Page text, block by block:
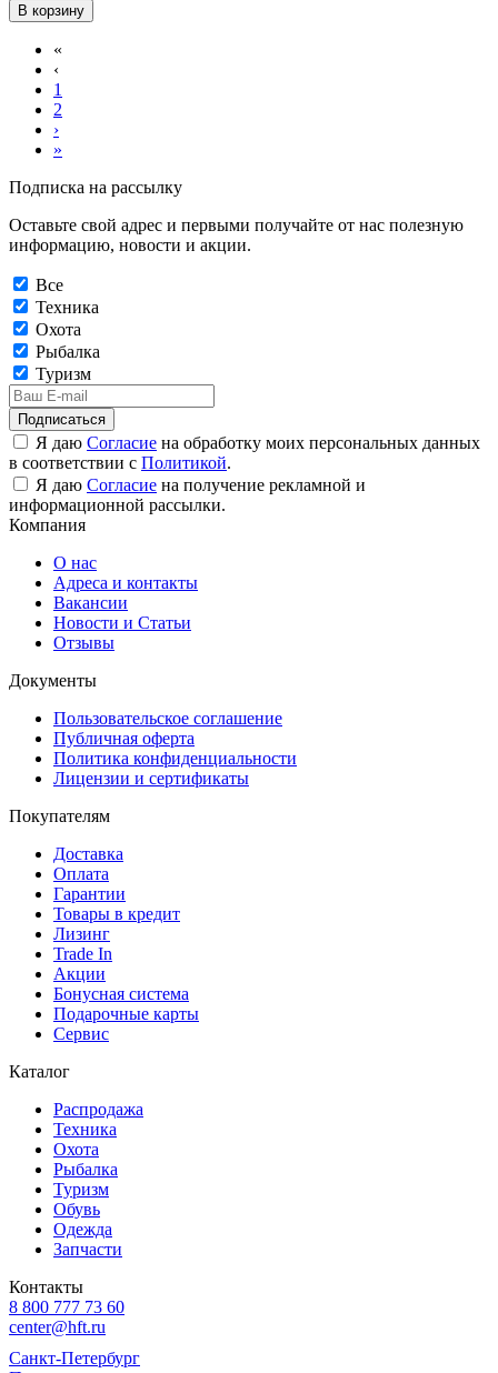
В корзину
«
‹
1
2
›
»
Подписка на рассылку
Оставьте свой адрес и первыми получайте от нас полезную
информацию, новости и акции.
Все
Техника
Охота
Рыбалка
Туризм
Подписаться
Я даю Согласие на обработку моих персональных данных
в соответствии с Политикой.
Я даю Согласие на получение рекламной и
информационной рассылки.
Компания
О нас
Адреса и контакты
Вакансии
Новости и Статьи
Отзывы
Документы
Пользовательское соглашение
Публичная оферта
Политика конфиденциальности
Лицензии и сертификаты
Покупателям
Доставка
Оплата
Гарантии
Товары в кредит
Лизинг
Trade In
Акции
Бонусная система
Подарочные карты
Сервис
Каталог
Распродажа
Техника
Охота
Рыбалка
Туризм
Обувь
Одежда
Запчасти
Контакты
8 800 777 73 60
center@hft.ru
Санкт-Петербург